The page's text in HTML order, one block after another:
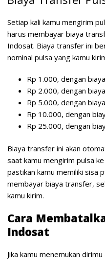
Setiap kali kamu mengirim
harus membayar biaya
Indosat. Biaya transfer ini
nominal pulsa yang kamu
Rp 1.000, dengan
Rp 2.000, dengan
Rp 5.000, dengan
Rp 10.000, dengan
Rp 25.000, dengan
Biaya transfer ini akan
saat kamu mengirim pulsa
pastikan kamu memiliki sisa
membayar biaya transfer,
kamu kirim.
Cara
Indosat
Jika kamu menemukan